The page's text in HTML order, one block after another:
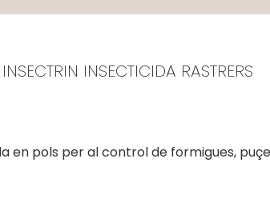
INSECTICIDA RASTRERS
en pols per al control de formigues,